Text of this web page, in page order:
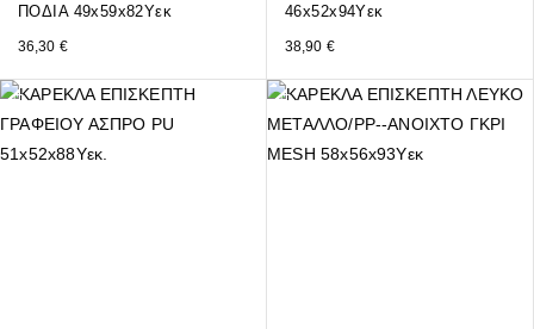
ΠΟΔΙΑ 49x59x82Υεκ
36,30 €
46x52x94Υεκ
38,90 €